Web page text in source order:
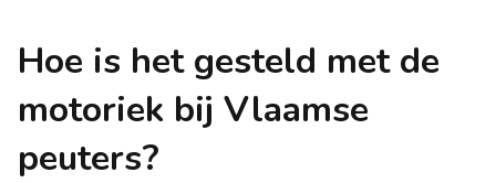
Hoe is het gesteld met de
motoriek bij Vlaamse
peuters?